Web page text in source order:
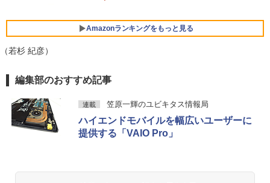
メモリ 512GB SSD 大容量バッテリー Wi
静音 office デスクトップ オフィス pc テ
ンキー付 軽量 日本語キーボード BMAX
X15pro
ron 3865U 1.8GHz メモリ8GB 2TB 23.8
インチ Office付き DVD Webカメラ 無線
LAN Bluetooth 3ヶ月保証 wd2670 中古
ー 非光沢 IPS VESA Freesync スピーカ
ー内蔵 cocopar HG-245HCW [1+1年保
証]
Amazonランキングをもっと見る
BRUCE WAYNE feat. Flo Milli, ATL Jacob
[Explicit]
￥250
by Amazon 天然水 ラベルレス 500ml ×24本
富士山の天然水 バナジウム含有 水 ミネラル
ウォーター ペットボトル 静岡県産 500ミリリ
ットル (Smart Basic)
￥1,380
薬屋のひとりごと 17巻 (デジタル版ビッグガ
ンガンコミックス)
￥770
（若杉 紀彦）
編集部のおすすめ記事
連載 笠原一輝のユビキタス情報局
ハイエンドモバイルを幅広いユーザーに
提供する「VAIO Pro」